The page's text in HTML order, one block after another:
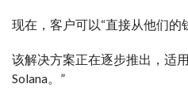
现在，客户可以“直接从他们的
该解决方案正在逐步推出，适
Solana。”